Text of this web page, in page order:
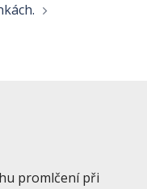
promlčení při